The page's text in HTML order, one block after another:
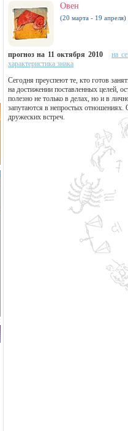
Овен
(20 марта - 19 апреля)
прогноз на 11 октября 2010
на
характеристика знака
Сегодня преуспеют те, кто готов
на достижении поставленных целей,
полезно не только в делах, но и в
запутаются в непростых отношениях.
дружеских встреч.